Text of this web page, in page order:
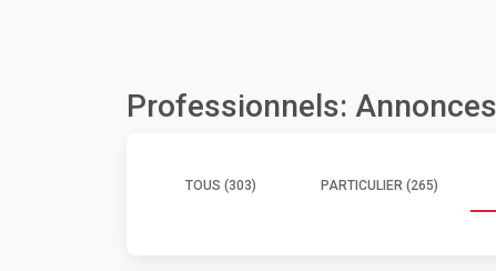
Professionnels:
TOUS (303) PARTICULIER (265)